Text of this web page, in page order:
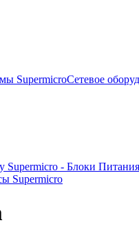
SupermicroСетевое
Supermicro - Блоки Питания
Supermicro